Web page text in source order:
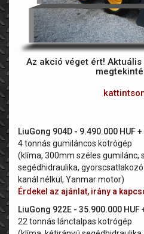
Az akció véget ért!
LiuGong 904D - 9.490.000 HUF +
4 tonnás gumiláncos kotrógép
(klíma, 300mm széles gumilánc,
segédhidraulika,
kanál nélkül, Yanmar motor)
Érdekel az ajánlat, irány a
LiuGong 922E - 35.900.000 HUF
22 tonnás lánctalpas kotrógép